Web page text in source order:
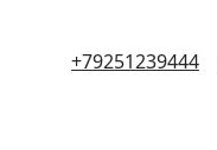
+79251239444